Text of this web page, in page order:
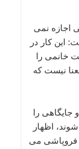
اجازه نمی
این کار در
خانمی را
نیست که
جایگاهی را
اظهار
فروپاشی می